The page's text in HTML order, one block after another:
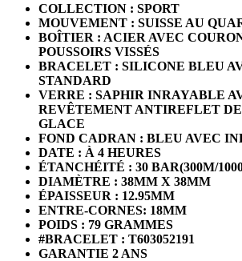
COLLECTION : SPORT
MOUVEMENT : SUISSE AU
BOÎTIER : ACIER AVEC
POUSSOIRS VISSÉS
BRACELET : SILICONE BLEU
STANDARD
VERRE : SAPHIR INRAYABLE
REVÊTEMENT ANTIREFLET
GLACE
FOND CADRAN : BLEU AVEC
DATE : À 4 HEURES
ÉTANCHÉITÉ : 30 BAR(300M/
DIAMÈTRE : 38MM X 38MM
ÉPAISSEUR : 12.95MM
ENTRE-CORNES: 18MM
POIDS : 79 GRAMMES
#BRACELET : T603052191
GARANTIE 2 ANS